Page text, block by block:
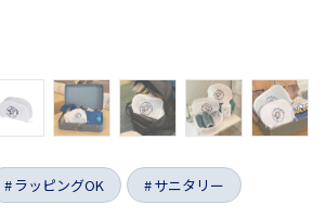
ラッピングOK サニタリー